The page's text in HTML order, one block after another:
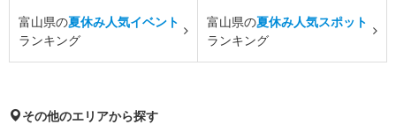
富山県の夏休み人気イベント
ランキング
富山県の夏休み人気スポット
ランキング
その他のエリアから探す